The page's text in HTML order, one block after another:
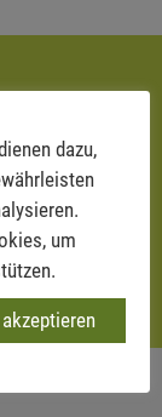
dazu,
um